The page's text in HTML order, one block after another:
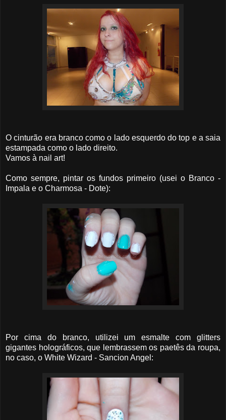
O cinturão era branco como o lado esquerdo do top e a saia
estampada como o lado direito.
Vamos à nail art!
Como sempre, pintar os fundos primeiro (usei o Branco -
Impala e o Charmosa - Dote):
Por cima do branco, utilizei um esmalte com glitters
gigantes holográficos, que lembrassem os paetês da roupa,
no caso, o White Wizard - Sancion Angel: